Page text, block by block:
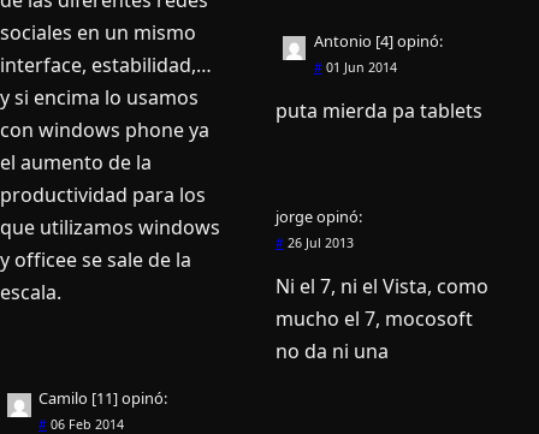
sociales en un mismo
interface, estabilidad,…
y si encima lo usamos
con windows phone ya
el aumento de la
productividad para los
que utilizamos windows
y officee se sale de la
escala.
Camilo [11]opinó:
# 06 Feb 2014
Antonio [4]opinó:
#01 Jun 2014
puta mierda pa tablets
jorgeopinó:
#26 Jul 2013
Ni el 7, ni el Vista, como
mucho el 7, mocosoft
no da ni una